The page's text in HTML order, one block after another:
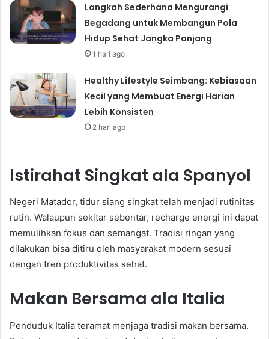
Langkah Sederhana Mengurangi
Begadang untuk Membangun Pola
Hidup Sehat Jangka Panjang
1 hari ago
Healthy Lifestyle Seimbang: Kebiasaan
Kecil yang Membuat Energi Harian
Lebih Konsisten
2 hari ago
Istirahat Singkat ala Spanyol
Negeri Matador, tidur siang singkat telah menjadi rutinitas
rutin. Walaupun sekitar sebentar, recharge energi ini dapat
memulihkan fokus dan semangat. Tradisi ringan yang
dilakukan bisa ditiru oleh masyarakat modern sesuai
dengan tren produktivitas sehat.
Makan Bersama ala Italia
Penduduk Italia teramat menjaga tradisi makan bersama.